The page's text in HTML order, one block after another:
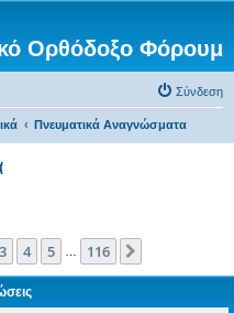
Ορθόδοξο Φόρουμ
Σύνδεση
Πνευματικά Αναγνώσματα
από116
3 4 5 116